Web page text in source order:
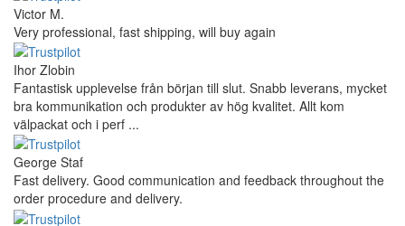
Victor M.
Very professional, fast shipping, will buy again
Ihor Zlobin
Fantastisk upplevelse från början till slut. Snabb leverans, mycket
bra kommunikation och produkter av hög kvalitet. Allt kom
välpackat och i perf ...
George Staf
Fast delivery. Good communication and feedback throughout the
order procedure and delivery.